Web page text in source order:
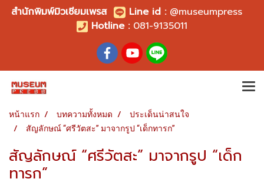
สำนักพิมพ์มิวเซียมเพรส Line id : @museumpress
Hotline :081-9135011
หน้าแรก บทความทั้งหมด
ประเด็นน่าสนใจ
สัญลักษณ์ “ศรีวัตสะ” มาจากรูป “เด็กทารก”
สัญลักษณ์ “ศรีวัตสะ” มาจากรูป “เด็ก
ทารก”